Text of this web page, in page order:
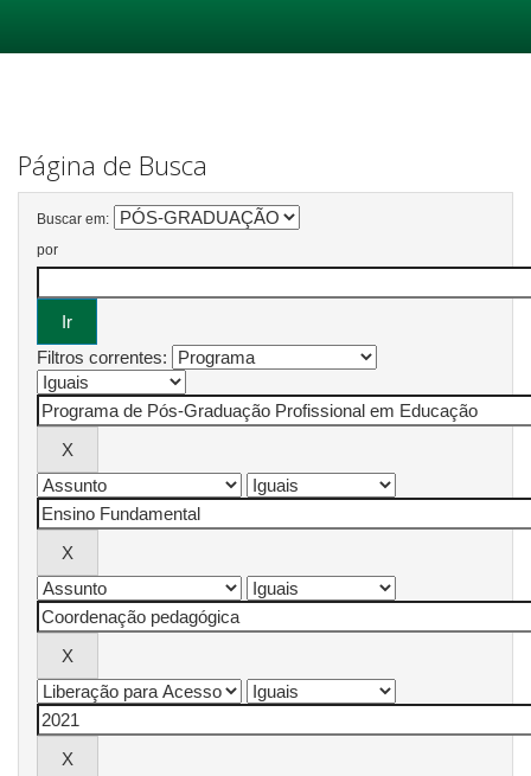
Página de Busca
Buscar em:
por
Filtros correntes: